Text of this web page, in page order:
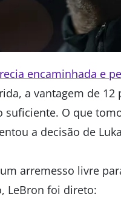
encaminhada e
a vantagem de
O que
a decisão de
arremesso livre
LeBron foi direto: